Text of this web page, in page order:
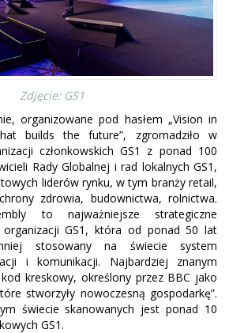
Zdjęcie: GS1
organizowane pod hasłem „Vision in
builds the future”, zgromadziło w
członkowskich GS1 z ponad 100
Rady Globalnej i rad lokalnych GS1,
liderów rynku, w tym branży retail,
zdrowia, budownictwa, rolnictwa.
to najważniejsze strategiczne
organizacji GS1, która od ponad 50 lat
stosowany na świecie system
i komunikacji. Najbardziej znanym
kreskowy, określony przez BBC jako
stworzyły nowoczesną gospodarkę”.
świecie skanowanych jest ponad 10
GS1.